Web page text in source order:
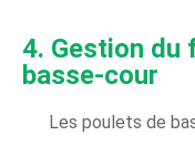
4. Gestion du
basse-cour
Les poulets de